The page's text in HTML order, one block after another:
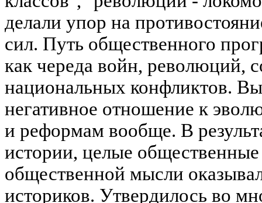
делали упор на
сил. Путь общественного
как череда войн, революций,
национальных конфликтов.
негативное отношение к
и реформам вообще. В
истории, целые
общественной мысли
историков. Утвердилось во